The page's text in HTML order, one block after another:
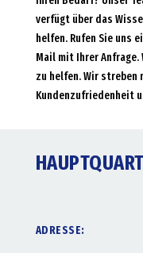
verfügt über das
helfen. Rufen Sie uns
Mail mit Ihrer Anfrage.
zu helfen. Wir
Kundenzufriedenheit
ADRESSE: